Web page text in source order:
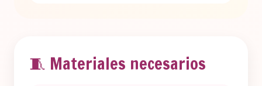
🧵 Materiales necesarios